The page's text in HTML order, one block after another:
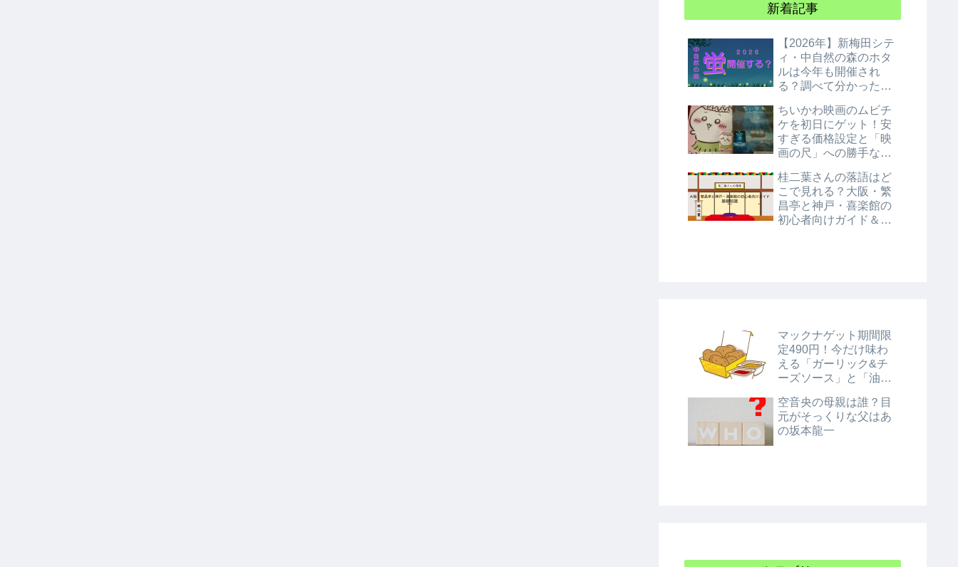
新着記事
【2026年】新梅田シテ
ィ・中自然の森のホタ
ルは今年も開催され
る？調べて分かった衝
ちいかわ映画のムビチ
ケを初日にゲット！安
すぎる価格設定と「映
画の尺」への勝手な考
桂二葉さんの落語はど
こで見れる？大阪・繁
昌亭と神戸・喜楽館の
初心者向けガイド＆基
マックナゲット期間限
定490円！今だけ味わ
える「ガーリック&チ
ーズソース」と「油淋
空音央の母親は誰？目
元がそっくりな父はあ
の坂本龍一